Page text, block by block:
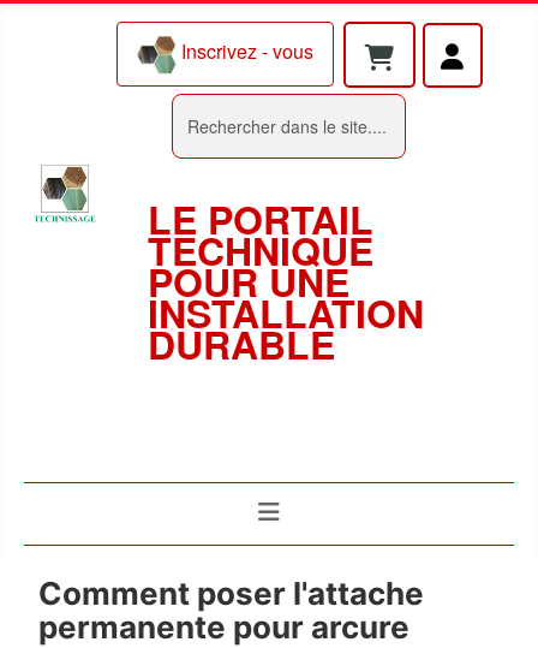
Inscrivez - vous
LE PORTAIL
TECHNIQUE
POUR UNE
INSTALLATION
DURABLE
Comment poser l'attache
permanente pour arcure